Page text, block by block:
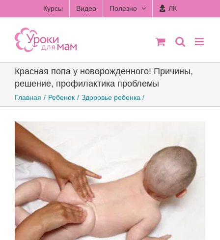
to
content
Курсы Видео Полезно ЛК
Красная попа у новорожденного! Причины,
решение, профилактика проблемы
Главная Ребенок Здоровье ребенка